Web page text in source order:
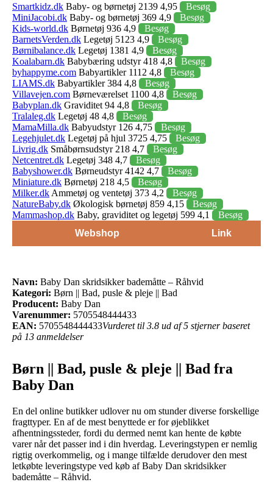
Smartkidz.dk Baby- og børnetøj 2139 4,95
Besøg
MiniJacobi.dk Baby- og børnetøj 369 4,9
Besøg
Kids-world.dk Børnetøj 936 4,9
Besøg
BarnetsVerden.dk Legetøj 5123 4,9
Besøg
Børnibalance.dk Legetøj 1381 4,9
Besøg
Koalabarn.dk Babybæring udstyr 418 4,8
Besøg
byhappyme.com Babyartikler 1112 4,8
Besøg
LIAMS.dk Babyartikler 384 4,8
Besøg
Villavejen.com Børneværelset 1100 4,8
Besøg
Babyplan.dk Graviditet 94 4,8
Besøg
Tralaleg.dk Legetøj 48 4,8
Besøg
MamaMilla.dk Babyudstyr 126 4,75
Besøg
Legehjulet.dk Legetøj på hjul 3725 4,75
Besøg
Livrig.dk Småbørnsudstyr 218 4,7
Besøg
Netcentret.dk Legetøj 348 4,7
Besøg
Babyshower.dk Børneudstyr 4142 4,7
Besøg
Miniature.dk Børnetøj 218 4,5
Besøg
Milker.dk Ammetøj og ventetøj 373 4,2
Besøg
NatureBaby.dk Økologisk børnetøj 859 4,15
Besøg
Mammashop.dk Baby, graviditet og legetøj 599 4,1
Besøg
Webshop
Link
Navn: Baby Dan skridsikker bademåtte – Råhvid
Kategori: Børn || Bad, pusle & pleje || Bad
Producent: Baby Dan
Varenummer: 5705548444433
EAN: 5705548444433Vurderet til 3.8 ud af 5 stjerner baseret
på 13 anmeldelser
Børn || Bad, pusle & pleje || Bad fra
Baby Dan
En del online butikker udlover nu om stunder diverse forskellige
fragttyper. En af de mest benyttede er for øjeblikket
afhentningssteder, fordi du dermed nemt kan hente de købte
varer når det passer ind i din hverdag. Leveringstypen er nemlig
rigtig overkommelig, og i mange tilfælde derudover den mest
letkøbte leveringstype ved køb af Baby Dan skridsikker
bademåtte – Råhvid.